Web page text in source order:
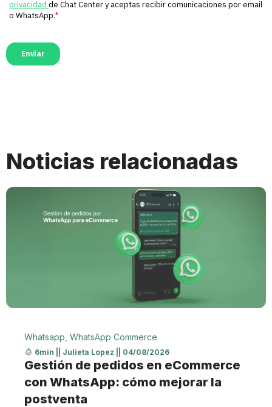
Noticias relacionadas
Whatsapp WhatsApp Commerce
6min Julieta Lopez 04/08/2026
Gestión de pedidos en eCommerce
con WhatsApp: cómo mejorar la
postventa